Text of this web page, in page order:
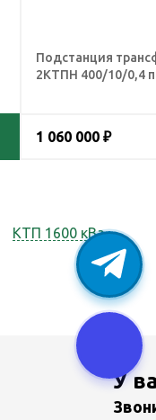
Подстанция
2КТПН 400/10/0,4
1 060 000 ₽
КТП 1600 кВа
У